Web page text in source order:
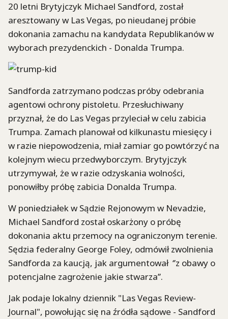
20 letni Brytyjczyk Michael Sandford, został
aresztowany w Las Vegas, po nieudanej próbie
dokonania zamachu na kandydata Republikanów w
wyborach prezydenckich - Donalda Trumpa.
Sandforda zatrzymano podczas próby odebrania
agentowi ochrony pistoletu. Przesłuchiwany
przyznał, że do Las Vegas przyleciał w celu zabicia
Trumpa. Zamach planował od kilkunastu miesięcy i
w razie niepowodzenia, miał zamiar go powtórzyć na
kolejnym wiecu przedwyborczym. Brytyjczyk
utrzymywał, że w razie odzyskania wolności,
ponowiłby próbę zabicia Donalda Trumpa.
W poniedziałek w Sądzie Rejonowym w Nevadzie,
Michael Sandford został oskarżony o próbę
dokonania aktu przemocy na ograniczonym terenie.
Sędzia federalny George Foley, odmówił zwolnienia
Sandforda za kaucją, jak argumentował ‘’z obawy o
potencjalne zagrożenie jakie stwarza’’.
Jak podaje lokalny dziennik "Las Vegas Review-
Journal", powołując się na źródła sądowe - Sandford